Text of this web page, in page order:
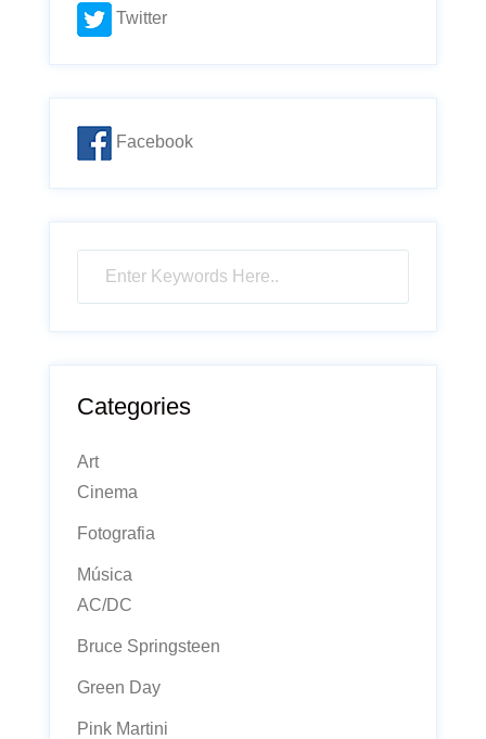
Twitter
Facebook
Categories
Art
Cinema
Fotografia
Música
AC/DC
Bruce Springsteen
Green Day
Pink Martini